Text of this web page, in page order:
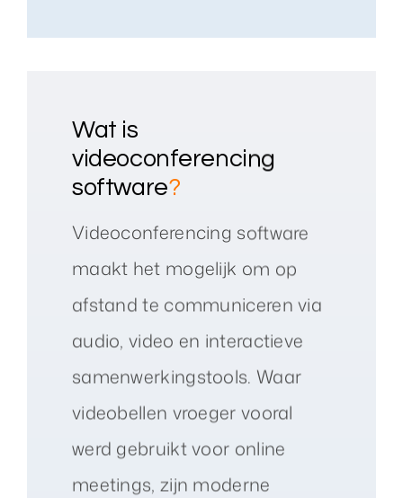
Wat is
videoconferencing
software?
Videoconferencing software
maakt het mogelijk om op
afstand te communiceren via
audio, video en interactieve
samenwerkingstools. Waar
videobellen vroeger vooral
werd gebruikt voor online
meetings, zijn moderne